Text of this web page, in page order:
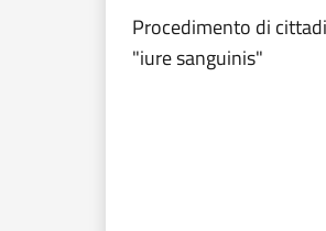
Procedimento di
"iure sanguinis"